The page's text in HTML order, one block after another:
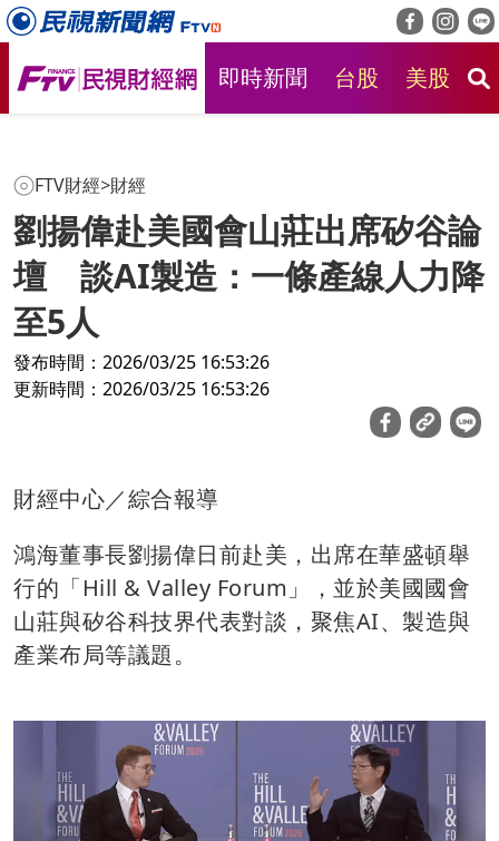
即時新聞 台股 美股
FTV財經>財經
劉揚偉赴美國會山莊出席矽谷論
壇 談AI製造：一條產線人力降
至5人
發布時間：2026/03/25 16:53:26
更新時間：2026/03/25 16:53:26
財經中心／綜合報導
鴻海董事長劉揚偉日前赴美，出席在華盛頓舉
行的「Hill & Valley Forum」，並於美國國會
山莊與矽谷科技界代表對談，聚焦AI、製造與
產業布局等議題。